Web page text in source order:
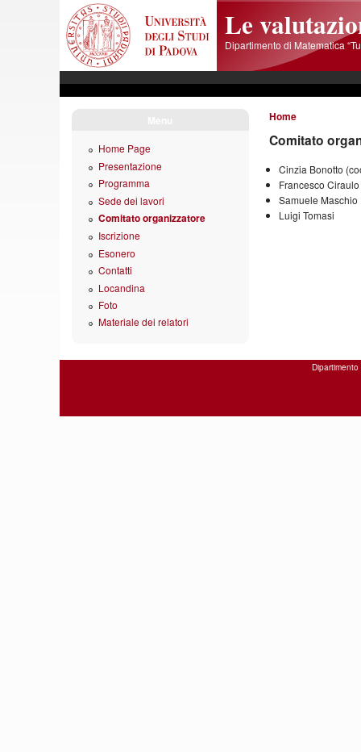
Le
Dipartimento di Matematica
Home
Comitato
Cinzia Bonotto
Francesco Ciraulo
Samuele Maschio
Luigi Tomasi
Home Page
Presentazione
Programma
Sede dei lavori
Comitato organizzatore
Iscrizione
Esonero
Contatti
Locandina
Foto
Materiale dei relatori
Dipartimento